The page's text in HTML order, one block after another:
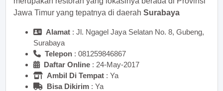
Jawa Timur yang tepatnya di daerah Surabaya
Alamat : Jl. Ngagel Jaya Selatan No. 8, Gubeng,
Surabaya
Telepon :
Daftar Online : 24-May-2017
Ambil Di Tempat : Ya
Bisa Dikirim : Ya